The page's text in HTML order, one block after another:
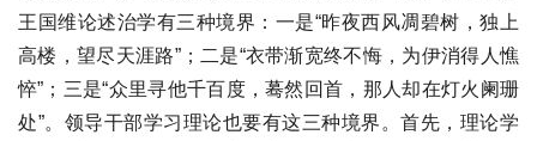
王国维论述治学有三种境界：一是“昨夜西风凋碧树，独上
高楼，望尽天涯路”；二是“衣带渐宽终不悔，为伊消得人憔
悴”；三是“众里寻他千百度，蓦然回首，那人却在灯火阑珊
处”。领导干部学习理论也要有这三种境界。首先，理论学